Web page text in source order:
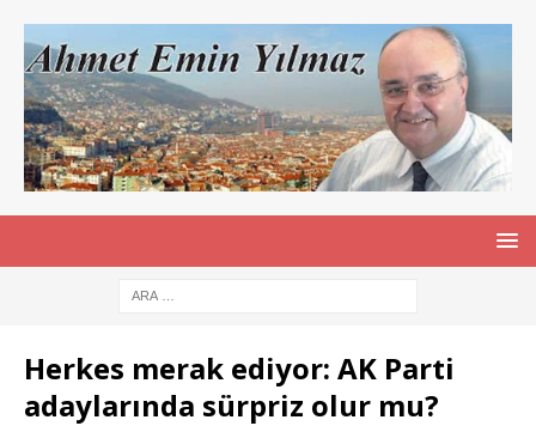
Herkes merak ediyor: AK Parti
adaylarında sürpriz olur mu?